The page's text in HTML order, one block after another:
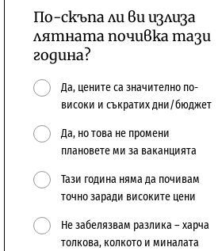
По-скъпа ли ви излиза
лятната почивка тази
година?
Да, цените са значително по-
високи и съкратих дни/бюджет
Да, но това не промени
плановете ми за ваканцията
Тази година няма да почивам
точно заради високите цени
Не забелязвам разлика – харча
толкова, колкото и миналата